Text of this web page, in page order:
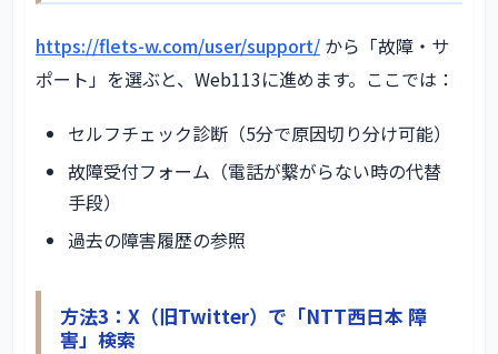
https://flets-w.com/user/support/ から「故障・サ
ポート」を選ぶと、Web113に進めます。ここでは：
セルフチェック診断（5分で原因切り分け可能）
故障受付フォーム（電話が繋がらない時の代替
手段）
過去の障害履歴の参照
方法3：X（旧Twitter）で「NTT西日本 障
害」検索